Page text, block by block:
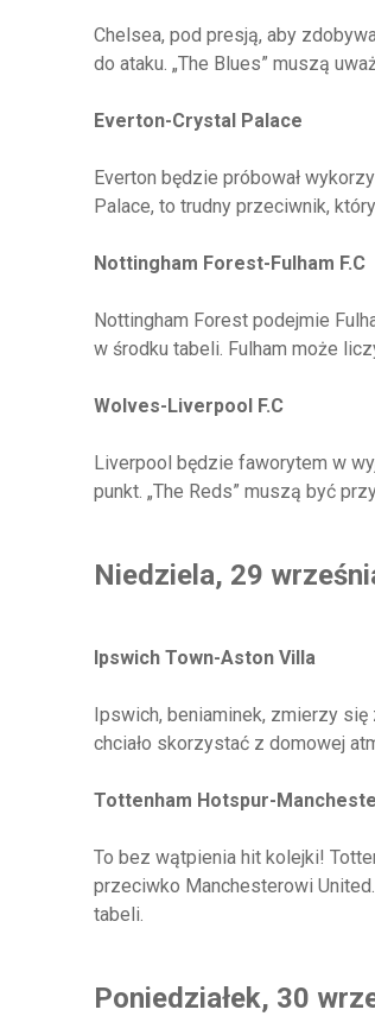
Chelsea, pod presją, aby
do ataku. „The Blues” muszą
Everton-Crystal Palace
Everton będzie próbował
Palace, to trudny przeciwnik,
Nottingham Forest-Fulham F.C
Nottingham Forest podejmie
w środku tabeli. Fulham może
Wolves-Liverpool F.C
Liverpool będzie faworytem w
punkt. „The Reds” muszą być
Niedziela, 29
Ipswich Town-Aston Villa
Ipswich, beniaminek, zmierzy
chciało skorzystać z domowej
Tottenham Hotspur-
To bez wątpienia hit kolejki!
przeciwko Manchesterowi
tabeli.
Poniedziałek, 30